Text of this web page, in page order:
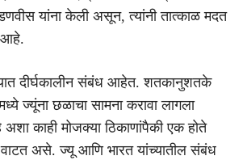
यांना केली असून, त्यांनी तात्काळ मदत
आहे.
दीर्घकालीन संबंध आहेत. शतकानुशतके
ज्यूंना छळाचा सामना करावा लागला
काही मोजक्या ठिकाणांपैकी एक होते
वाटत असे. ज्यू आणि भारत यांच्यातील संबंध